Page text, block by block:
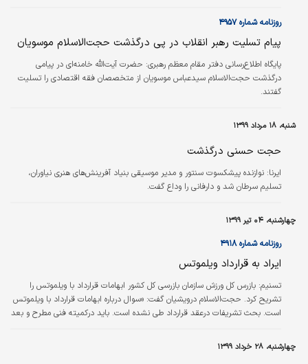
روزنامه شماره ۴۹۵۷
پیام تسلیت رهبر انقلاب در پی درگذشت حجت‌الاسلام موسویان
پایگاه اطلاع‌رسانی دفتر مقام معظم رهبری: حضرت آیت‌الله خامنه‌ای در پیامی
درگذشت حجت‌الاسلام سیدعباس موسویان از متخصصان فقه اقتصادی را تسلیت
گفتند.
شنبه، ۱۸ مرداد ۱۳۹۹
حجت حسنی درگذشت
ایرنا: نوازنده پیشکسوت سنتور و مدیر موسیقی بنیاد آفرینش‌های هنری نیاوران،
تسلیم سرطان شد و دارفانی را وداع گفت.
چهارشنبه، ۰۴ تیر ۱۳۹۹
روزنامه شماره ۴۹۱۸
ایراد به قرارداد ویلموتس
تسنیم: بازرس کل ورزش سازمان بازرسی کل کشور ابهامات قرارداد با ویلموتس را
تشریح کرد. حجت‌الاسلام درویشیان گفت: «سوال درباره ابهامات قرارداد با ویلموتس
است. بحث تشریفات درعقد قرارداد طی نشده است. باید درکمیته فنی مطرح و بعد
چهارشنبه، ۲۸ خرداد ۱۳۹۹